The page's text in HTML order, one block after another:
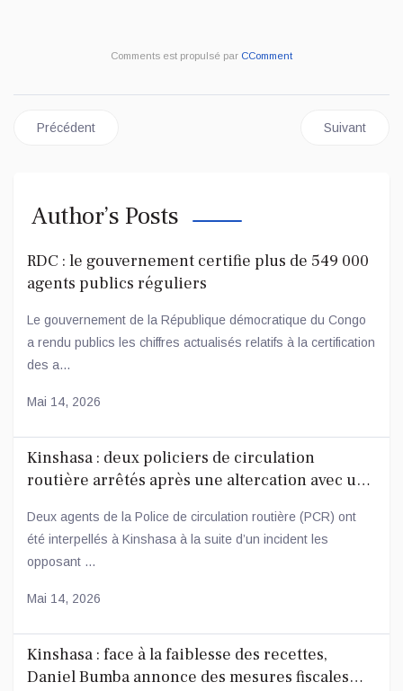
Comments est propulsé par CComment
Article précédent : RTNC : UN CAS SUSPECT DE VARIOLE
Précédent Article
Suivant
Author’s Posts
RDC : le gouvernement certifie plus de 549 000
agents publics réguliers
Le gouvernement de la République démocratique du Congo
a rendu publics les chiffres actualisés relatifs à la certification
des a...
Mai 14, 2026
Kinshasa : deux policiers de circulation
routière arrêtés après une altercation avec un
Deux agents de la Police de circulation routière (PCR) ont
été interpellés à Kinshasa à la suite d’un incident les
opposant ...
Mai 14, 2026
Kinshasa : face à la faiblesse des recettes,
Daniel Bumba annonce des mesures fiscales